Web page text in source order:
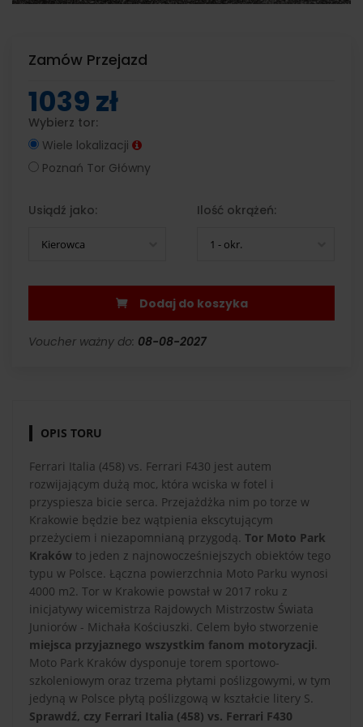
Zamów Przejazd
1039 zł
Wybierz tor:
Wiele lokalizacji
Poznań Tor Główny
Usiądź jako:
Kierowca
Ilość okrążeń:
1 - okr.
Dodaj do koszyka
Voucher ważny do: 08-08-2027
OPIS TORU
Ferrari Italia (458) vs. Ferrari F430 jest autem
rozwijającym dużą moc, która wciska w fotel i
przyspiesza bicie serca. Przejażdżka nim po torze w
Krakowie będzie bez wątpienia ekscytującym
przeżyciem i niezapomnianą przygodą. Tor Moto Park
Kraków to jeden z najnowocześniejszych obiektów tego
typu w Polsce. Łączna powierzchnia Moto Parku wynosi
4000 m2. Tor w Krakowie powstał w 2017 roku z
inicjatywy wicemistrza Rajdowych Mistrzostw Świata
Juniorów - Michała Kościuszki. Celem było stworzenie
miejsca przyjaznego wszystkim fanom motoryzacji.
Moto Park Kraków dysponuje torem sportowo-
szkoleniowym oraz trzema płytami poślizgowymi, w tym
jedyną w Polsce płytą poślizgową w kształcie litery S.
Sprawdź, czy Ferrari Italia (458) vs. Ferrari F430